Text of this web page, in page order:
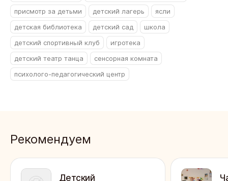
присмотр за детьми
детский лагерь
ясли
детская библиотека
детский сад
школа
детский спортивный клуб
игротека
детский театр танца
сенсорная комната
психолого-педагогический центр
Рекомендуем
Детский